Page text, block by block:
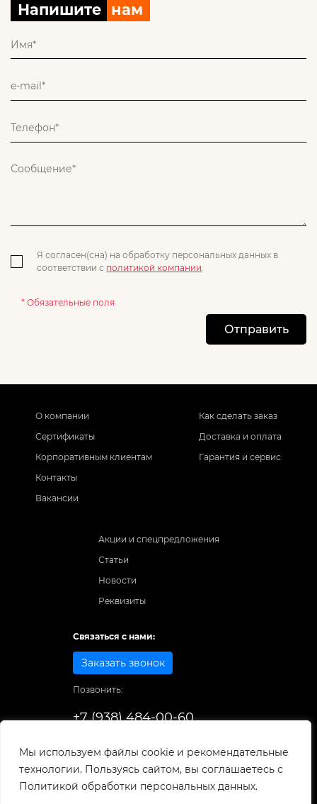
Мы используем файлы cookie и рекомендательные
технологии. Пользуясь сайтом, вы соглашаетесь с
Политикой обработки персональных данных.
Напишите нам
Я согласен(сна) на обработку персональных данных в
соответствии с политикой компании.
* Обязательные поля
Отправить
О компании
Сертификаты
Корпоративным клиентам
Контакты
Вакансии
Как сделать заказ
Доставка и оплата
Гарантия и сервис
Акции и спецпредложения
Статьи
Новости
Реквизиты
Связаться с нами:
Заказать звонок
Позвонить:
+7 (938) 484-00-60
© 1998-2026